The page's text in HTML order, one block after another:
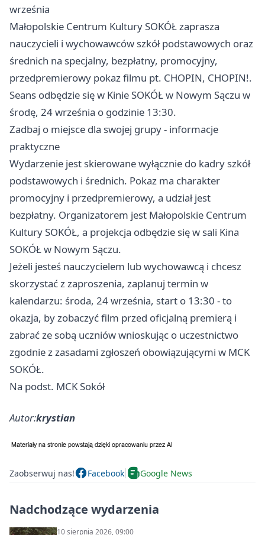
września
Małopolskie Centrum Kultury SOKÓŁ zaprasza
nauczycieli i wychowawców szkół podstawowych oraz
średnich na specjalny, bezpłatny, promocyjny,
przedpremierowy pokaz filmu pt. CHOPIN, CHOPIN!.
Seans odbędzie się w Kinie SOKÓŁ w Nowym Sączu w
środę, 24 września o godzinie 13:30.
Zadbaj o miejsce dla swojej grupy - informacje
praktyczne
Wydarzenie jest skierowane wyłącznie do kadry szkół
podstawowych i średnich. Pokaz ma charakter
promocyjny i przedpremierowy, a udział jest
bezpłatny. Organizatorem jest Małopolskie Centrum
Kultury SOKÓŁ, a projekcja odbędzie się w sali Kina
SOKÓŁ w Nowym Sączu.
Jeżeli jesteś nauczycielem lub wychowawcą i chcesz
skorzystać z zaproszenia, zaplanuj termin w
kalendarzu: środa, 24 września, start o 13:30 - to
okazja, by zobaczyć film przed oficjalną premierą i
zabrać ze sobą uczniów wnioskując o uczestnictwo
zgodnie z zasadami zgłoszeń obowiązującymi w MCK
SOKÓŁ.
Na podst. MCK Sokół
Autor:krystian
Zaobserwuj nas! Facebook Google News
Nadchodzące wydarzenia
10 sierpnia 2026, 09:00